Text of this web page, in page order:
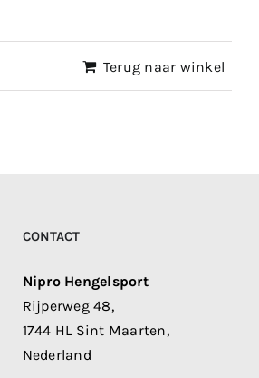
Terug naar winkel
CONTACT
Nipro Hengelsport
Rijperweg 48,
1744 HL Sint Maarten,
Nederland